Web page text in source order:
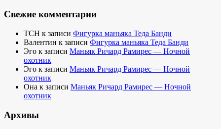
Свежие комментарии
TCH к записи Фигурка маньяка Теда Банди
Валентин к записи Фигурка маньяка Теда Банди
Эго к записи Маньяк Ричард Рамирес — Ночной
охотник
Эго к записи Маньяк Ричард Рамирес — Ночной
охотник
Она к записи Маньяк Ричард Рамирес — Ночной
охотник
Архивы